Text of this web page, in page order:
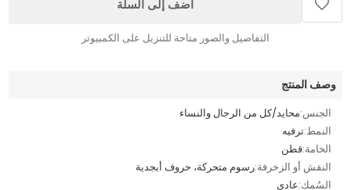
أضف إلى السلة
التفاصيل والصور متاحة للتنزيل على الكمبيوتر
وصف المنتج
الجنس:محايد/كل من الرجال والنساء
النمط:ترفيه
الخامة:قطن
النقش أو الزخرفة:رسوم متحركة، حروف أبجدية
السُمك:عادي